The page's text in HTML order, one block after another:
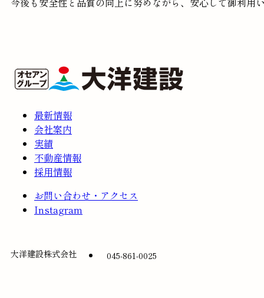
最新情報
会社案内
実績
不動産情報
採用情報
お問い合わせ・アクセス
Instagram
大洋建設株式会社 045-861-0025